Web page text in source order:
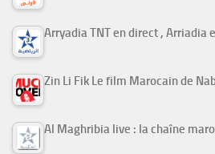
Arryadia TNT en direct , Arriadia
Al Maghribia live : la chaîne